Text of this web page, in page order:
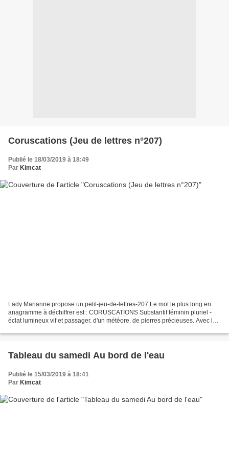
Coruscations (Jeu de lettres n°207)
Publié le 18/03/2019 à 18:49
Par Kimcat
Lady Marianne propose un petit-jeu-de-lettres-207 Le mot le plus long en
anagramme à déchiffrer est : CORUSCATIONS Substantif féminin pluriel -
éclat lumineux vif et passager. d'un météore. de pierres précieuses. Avec les
Tableau du samedi Au bord de l'eau
Publié le 15/03/2019 à 18:41
Par Kimcat